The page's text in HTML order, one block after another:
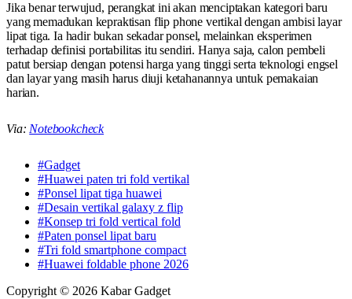
Jika benar terwujud, perangkat ini akan menciptakan kategori baru
yang memadukan kepraktisan flip phone vertikal dengan ambisi layar
lipat tiga. Ia hadir bukan sekadar ponsel, melainkan eksperimen
terhadap definisi portabilitas itu sendiri. Hanya saja, calon pembeli
patut bersiap dengan potensi harga yang tinggi serta teknologi engsel
dan layar yang masih harus diuji ketahanannya untuk pemakaian
harian.
Via: Notebookcheck
#Gadget
#Huawei paten tri fold vertikal
#Ponsel lipat tiga huawei
#Desain vertikal galaxy z flip
#Konsep tri fold vertical fold
#Paten ponsel lipat baru
#Tri fold smartphone compact
#Huawei foldable phone 2026
Copyright © 2026 Kabar Gadget